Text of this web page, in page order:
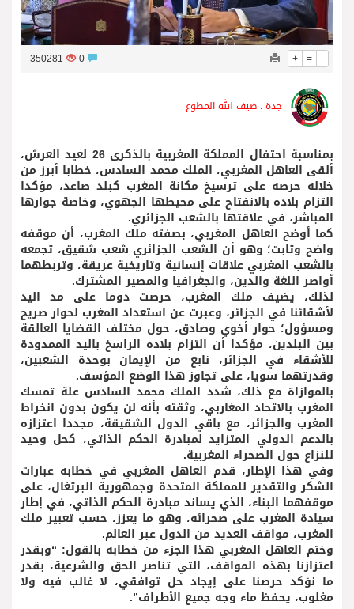
+ = -
350281
جدة : ضيف الله المطوع
بمناسبة احتفال المملكة المغربية بالذكرى 26 لعيد العرش،
ألقى العاهل المغربي، الملك محمد السادس، خطابا أبرز من
خلاله حرصه على ترسیخ مكانة المغرب كبلد صاعد، مؤكدا
التزام بلاده بالانفتاح على محيطها الجهوي، وخاصة جوارها
المباشر، في علاقتها بالشعب الجزائري.
كما أوضح العاهل المغربي، بصفته ملك المغرب، أن موقفه
واضح وثابت؛ وهو أن الشعب الجزائري شعب شقيق، تجمعه
بالشعب المغربي علاقات إنسانية وتاريخية عريقة، وتربطهما
أواصر اللغة والدين، والجغرافيا والمصير المشترك.
لذلك، يضيف ملك المغرب، حرصت دوما على مد اليد
لأشقائنا في الجزائر، وعبرت عن استعداد المغرب لحوار صريح
ومسؤول؛ حوار أخوي وصادق، حول مختلف القضايا العالقة
بين البلدين، مؤكدا أن التزام بلاده الراسخ باليد الممدودة
للأشقاء في الجزائر، نابع من الإيمان بوحدة الشعبين،
وقدرتهما سويا، على تجاوز هذا الوضع المؤسف.
بالموازاة مع ذلك، شدد الملك محمد السادس علة تمسك
المغرب بالاتحاد المغاربي، وثقته بأنه لن يكون بدون انخراط
المغرب والجزائر، مع باقي الدول الشقيقة، مجددا اعتزازه
بالدعم الدولي المتزايد لمبادرة الحكم الذاتي، كحل وحيد
للنزاع حول الصحراء المغربية.
وفي هذا الإطار، قدم العاهل المغربي في خطابه عبارات
الشكر والتقدير للمملكة المتحدة وجمهورية البرتغال، على
موقفهما البناء، الذي يساند مبادرة الحكم الذاتي، في إطار
سيادة المغرب على صحرائه، وهو ما يعزز، حسب تعبير ملك
المغرب، مواقف العديد من الدول عبر العالم.
وختم العاهل المغربي هذا الجزء من خطابه بالقول: “وبقدر
اعتزازنا بهذه المواقف، التي تناصر الحق والشرعية، بقدر
ما نؤكد حرصنا على إيجاد حل توافقي، لا غالب فيه ولا
مغلوب، يحفظ ماء وجه جميع الأطراف”.